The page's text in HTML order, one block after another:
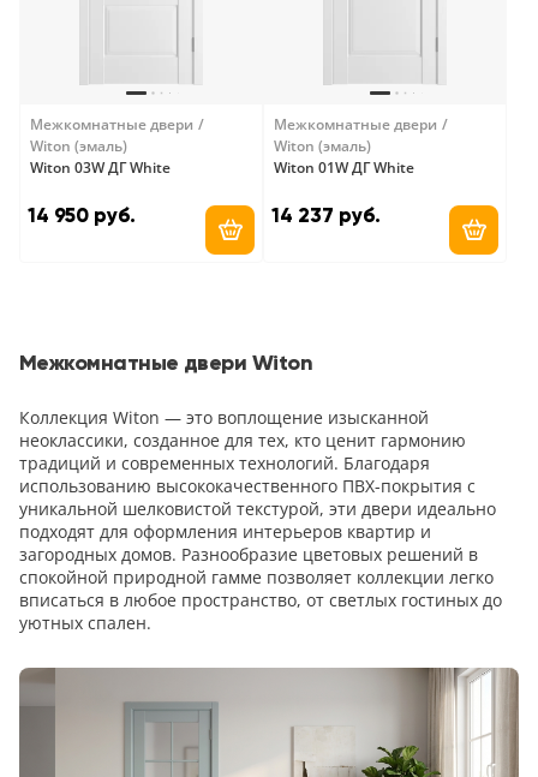
Межкомнатные двери
Witon (эмаль)
Witon 03W ДГ White
14 950 руб.
Добавить в корзину
Межкомнатные двери
Witon (эмаль)
Witon 01W ДГ White
14 237 руб.
Межкомнатные двери Witon
Коллекция Witon — это воплощение изысканной
неоклассики, созданное для тех, кто ценит гармонию
традиций и современных технологий. Благодаря
использованию высококачественного ПВХ-покрытия с
уникальной шелковистой текстурой, эти двери идеально
подходят для оформления интерьеров квартир и
загородных домов. Разнообразие цветовых решений в
спокойной природной гамме позволяет коллекции легко
вписаться в любое пространство, от светлых гостиных до
уютных спален.